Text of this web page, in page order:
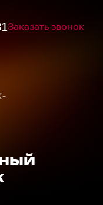
Заказать звонок